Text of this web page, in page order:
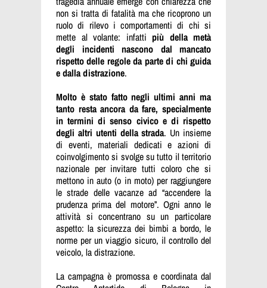
non si tratta di fatalità ma che ricoprono un
ruolo di rilevo i comportamenti di chi si
mette al volante: infatti più della metà
degli incidenti nascono dal mancato
rispetto delle regole da parte di chi guida
e dalla distrazione.
Molto è stato fatto negli ultimi anni ma
tanto resta ancora da fare, specialmente
in termini di senso civico e di rispetto
degli altri utenti della strada. Un insieme
di eventi, materiali dedicati e azioni di
coinvolgimento si svolge su tutto il territorio
nazionale per invitare tutti coloro che si
mettono in auto (o in moto) per raggiungere
le strade delle vacanze ad “accendere la
prudenza prima del motore”. Ogni anno le
attività si concentrano su un particolare
aspetto: la sicurezza dei bimbi a bordo, le
norme per un viaggio sicuro, il controllo del
veicolo, la distrazione.
La campagna è promossa e coordinata dal